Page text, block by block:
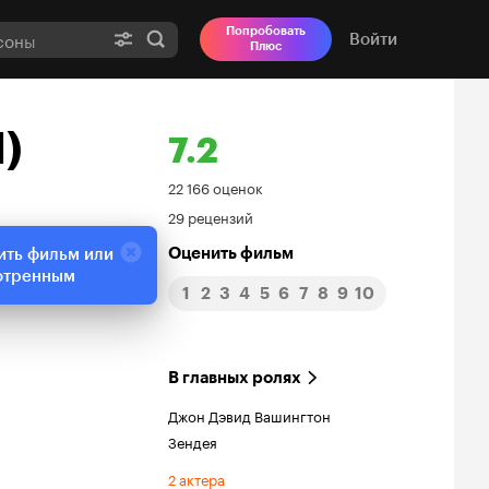
Попробовать
Плюс
Войти
7.2
Рейтинг
Кинопоиска
7.2
22 166 оценок
29 рецензий
Оценить фильм
1 2 3 4 5 6 7 8 9 10
В главных ролях
Джон Дэвид Вашингтон
Зендея
2 актера
фильм или